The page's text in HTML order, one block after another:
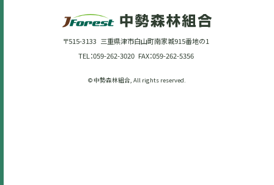
〒515-3133 三重県津市白山町南家城915番地の1
TEL：059-262-3020 FAX：059-262-5356
© 中勢森林組合, All rights reserved.